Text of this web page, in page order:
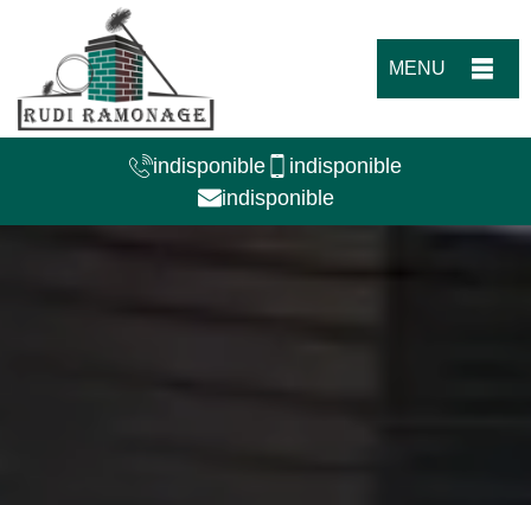
MENU
indisponible
indisponible
indisponible